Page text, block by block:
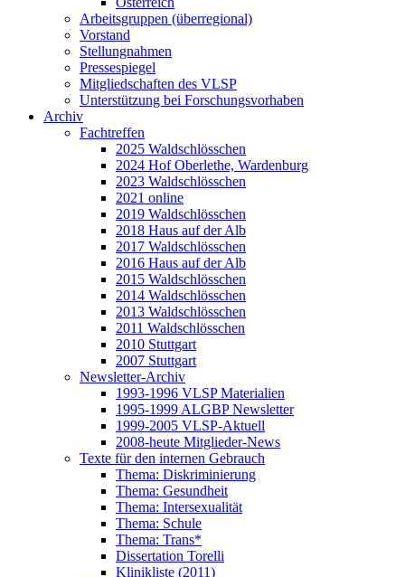
Arbeitsgruppen (überregional)
Vorstand
Stellungnahmen
Pressespiegel
Mitgliedschaften des VLSP
Unterstützung bei Forschungsvorhaben
Archiv
Fachtreffen
2025 Waldschlösschen
2024 Hof Oberlethe, Wardenburg
2023 Waldschlösschen
2021 online
2019 Waldschlösschen
2018 Haus auf der Alb
2017 Waldschlösschen
2016 Haus auf der Alb
2015 Waldschlösschen
2014 Waldschlösschen
2013 Waldschlösschen
2011 Waldschlösschen
2010 Stuttgart
2007 Stuttgart
Newsletter-Archiv
1993-1996 VLSP Materialien
1995-1999 ALGBP Newsletter
1999-2005 VLSP-Aktuell
2008-heute Mitglieder-News
Texte für den internen Gebrauch
Thema: Diskriminierung
Thema: Gesundheit
Thema: Intersexualität
Thema: Schule
Thema: Trans*
Dissertation Torelli
Klinikliste (2011)